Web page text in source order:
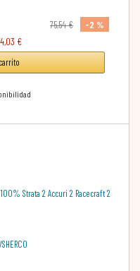
75,54 €
-2 %
€
Strata 2 Accuri 2 Racecraft 2